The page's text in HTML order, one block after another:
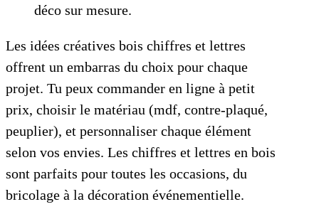
déco sur mesure.
Les idées créatives bois chiffres et lettres
offrent un embarras du choix pour chaque
projet. Tu peux commander en ligne à petit
prix, choisir le matériau (mdf, contre-plaqué,
peuplier), et personnaliser chaque élément
selon vos envies. Les chiffres et lettres en bois
sont parfaits pour toutes les occasions, du
bricolage à la décoration événementielle.